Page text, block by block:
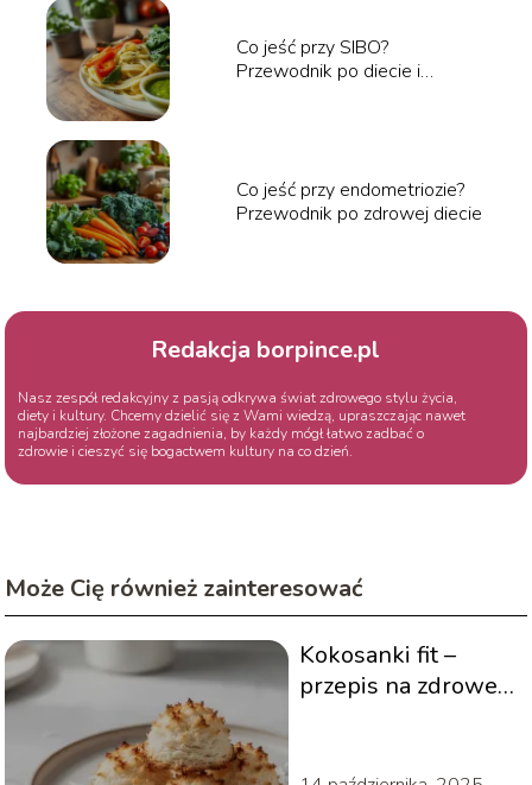
Co jeść przy SIBO?
Przewodnik po diecie i
Co jeść przy endometriozie?
Przewodnik po zdrowej diecie
Redakcja borpince.pl
Nasz zespół redakcyjny z pasją odkrywa świat zdrowego stylu życia,
diety i kultury. Chcemy dzielić się z Wami wiedzą, upraszczając nawet
najbardziej złożone zagadnienia, by każdy mógł łatwo zadbać o
zdrowie i cieszyć się bogactwem kultury na co dzień.
Może Cię również zainteresować
Kokosanki fit –
przepis na zdrowe i